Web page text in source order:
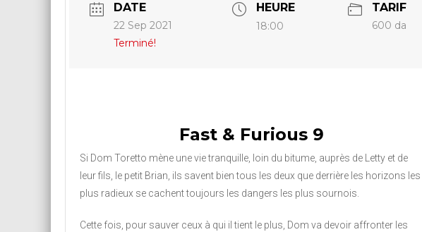
DATE
22 Sep 2021
Terminé!
HEURE
18:00
TARIF
600 da
Fast & Furious 9
Si Dom Toretto mène une vie tranquille, loin du bitume, auprès de Letty et de
leur fils, le petit Brian, ils savent bien tous les deux que derrière les horizons les
plus radieux se cachent toujours les dangers les plus sournois.
Cette fois, pour sauver ceux à qui il tient le plus, Dom va devoir affronter les